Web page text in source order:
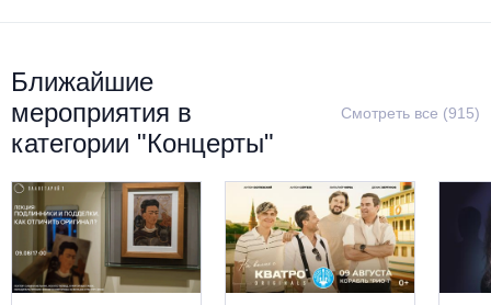
Ближайшие
мероприятия в
категории "Концерты"
Смотреть все (915)